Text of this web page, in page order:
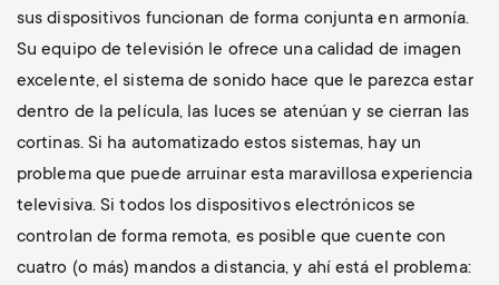
sus dispositivos funcionan de forma conjunta en armonía.
Su equipo de televisión le ofrece una calidad de imagen
excelente, el sistema de sonido hace que le parezca estar
dentro de la película, las luces se atenúan y se cierran las
cortinas. Si ha automatizado estos sistemas, hay un
problema que puede arruinar esta maravillosa experiencia
televisiva. Si todos los dispositivos electrónicos se
controlan de forma remota, es posible que cuente con
cuatro (o más) mandos a distancia, y ahí está el problema: